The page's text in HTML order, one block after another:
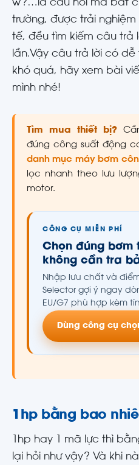
w?…là câu hỏi mà bất
trường, được trải
tế, đều tìm kiếm câu trả
lần.Vậy câu trả lời có dễ
khó quá, hãy xem bài
mình nhé!
Tìm mua thiết bị?
đúng công suất động
danh mục máy bơm
lọc nhanh theo lưu
motor.
CÔNG CỤ MIỄN PHÍ
Chọn đúng
không cần tra
Nhập lưu chất và điểm
Selector gợi ý ngay
EU/G7 phù hợp kèm
Dùng công cụ
1hp bằng bao
1hp hay 1 mã lực thì
lại hỏi như vậy? Và khi